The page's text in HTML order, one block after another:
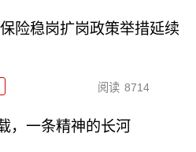
险稳岗扩岗政策举措延续
阅读 8714
，一条精神的长河